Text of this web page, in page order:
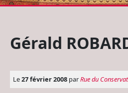
Gérald
Le27 février 2008 parRue du